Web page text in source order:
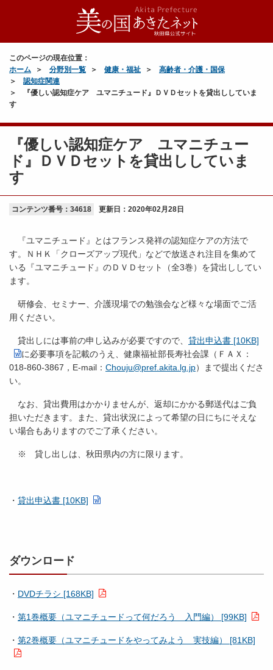
このページの現在位置：
ホーム
分野別一覧 健康・福祉
高齢者・介護・国保
認知症関連
『優しい認知症ケア ユマニチュード』ＤＶＤセットを貸出ししていま
す
『優しい認知症ケア ユマニチュー
ド』ＤＶＤセットを貸出ししていま
す
コンテンツ番号：34618 更新日： 2020年02月28日
『ユマニチュード』とはフランス発祥の認知症ケアの方法で
す。ＮＨＫ「クローズアップ現代」などで放送され注目を集めて
いる『ユマニチュード』のＤＶＤセット（全3巻）を貸出ししてい
ます。
研修会、セミナー、介護現場での勉強会など様々な場面でご活
用ください。
貸出しには事前の申し込みが必要ですので、 貸出申込書 [10KB]
に必要事項を記載のうえ、健康福祉部長寿社会課（ＦＡＸ：
018-860-3867，E-mail： Chouju@pref.akita.lg.jp）まで提出くださ
い。
なお、貸出費用はかかりませんが、返却にかかる郵送代はご負
担いただきます。また、貸出状況によって希望の日にちにそえな
い場合もありますのでご了承ください。
※ 貸し出しは、秋田県内の方に限ります。
・ 貸出申込書 [10KB]
ダウンロード
・ DVDチラシ [168KB]
・ 第1巻概要（ユマニチュードって何だろう 入門編） [99KB]
・ 第2巻概要（ユマニチュードをやってみよう 実技編） [81KB]